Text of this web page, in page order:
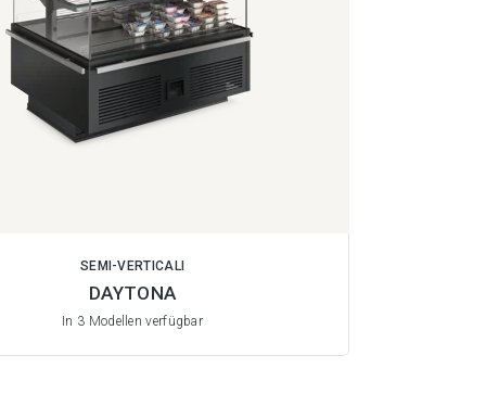
SEMI-VERTICALI
DAYTONA
In 3 Modellen verfügbar